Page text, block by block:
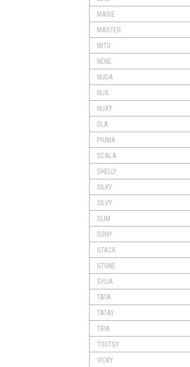
MARIE
MASTER
MITO
NENE
NUDA
NUX
NUXY
OLA
PIUMA
SCALA
SHELLY
SILKY
SILVY
SLIM
SONY
STACK
STONE
SYLIA
TATA
TATAY
TIPA
TOOTSY
VICKY